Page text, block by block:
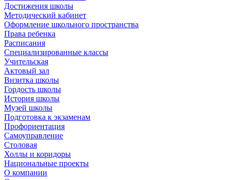
Достижения школы
Методический кабинет
Оформление школьного пространства
Права ребенка
Расписания
Специализированные классы
Учительская
Актовый зал
Визитка школы
Гордость школы
История школы
Музей школы
Подготовка к экзаменам
Профориентация
Самоуправление
Столовая
Холлы и коридоры
Национальные проекты
О компании